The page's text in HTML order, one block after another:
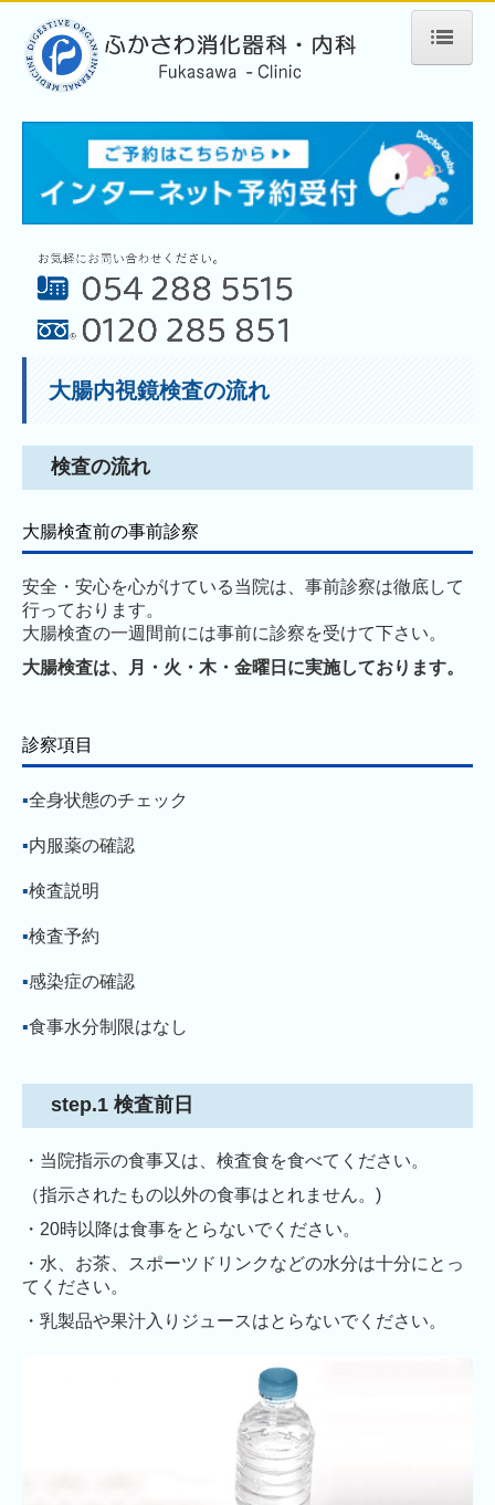
HOME
スタッフブログ
大腸内視鏡検査の流れ
胃内視鏡検査・ピロリ菌検査
超音波検査
よくある質問
大腸内視鏡検査の流れ
検査の流れ
大腸検査前の事前診察
安全・安心を心がけている当院は、事前診察は徹底して
行っております。
大腸検査の一週間前には事前に診察を受けて下さい。
大腸検査は、月・火・木・金曜日に実施しております。
診察項目
▪全身状態のチェック
▪内服薬の確認
▪検査説明
▪検査予約
▪感染症の確認
▪食事水分制限はなし
step.1 検査前日
・当院指示の食事又は、検査食を食べてください。
（指示されたもの以外の食事はとれません。)
・20時以降は食事をとらないでください。
・水、お茶、スポーツドリンクなどの水分は十分にとっ
てください。
・乳製品や果汁入りジュースはとらないでください。